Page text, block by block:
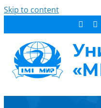
Skip to content